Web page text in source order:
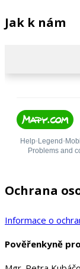
Jak k nám
Ochrana
Informace o
Pověřenkyně